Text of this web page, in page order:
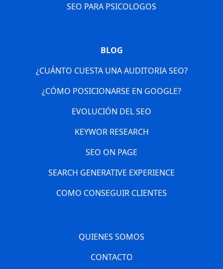
SEO PARA PSICOLOGOS
BLOG
¿CUÁNTO CUESTA UNA AUDITORIA SEO?
¿CÓMO POSICIONARSE EN GOOGLE?
EVOLUCIÓN DEL SEO
KEYWOR RESEARCH
SEO ON PAGE
SEARCH GENERATIVE EXPERIENCE
COMO CONSEGUIR CLIENTES
QUIENES SOMOS
CONTACTO